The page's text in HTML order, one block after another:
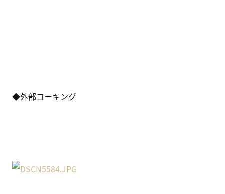
◆外部コーキング